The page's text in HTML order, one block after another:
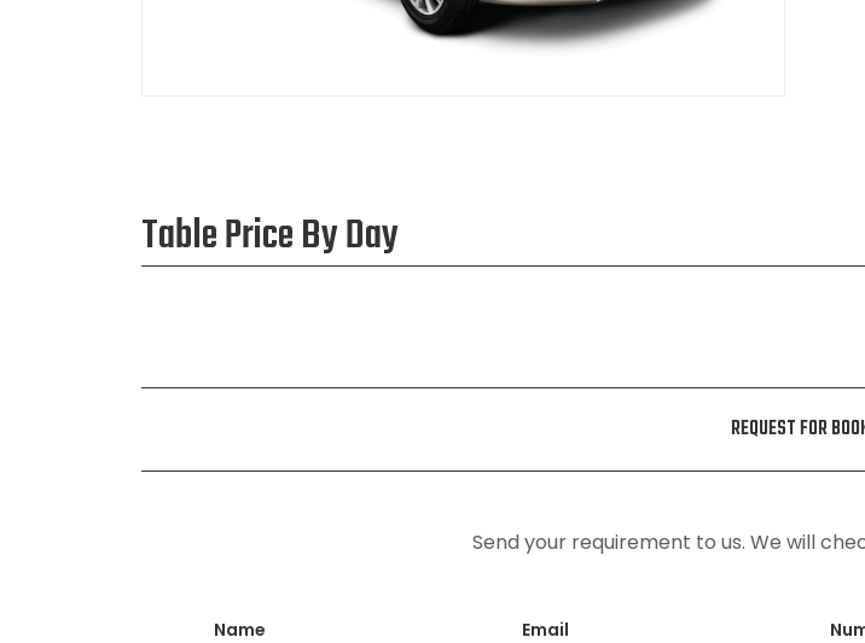
Table Price By Day
REQUEST FOR
Send your requirement to us. We will
Name Email